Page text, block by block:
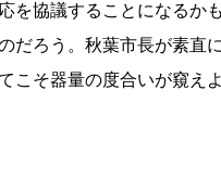
を協議することになるか
だろう。秋葉市長が素直
こそ器量の度合いが窺え